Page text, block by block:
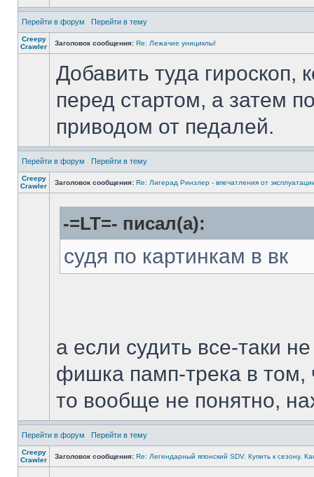
Перейти в форум Перейти в тему
Creepy
Crawler
Заголовок сообщения: Re: Лежачие унициклы!
Добавить туда гироскоп,
перед стартом, а затем
приводом от педалей.
Перейти в форум Перейти в тему
Creepy
Crawler
Заголовок сообщения: Re: Лигерад Ринзлер - впечатления от
-=LT=- писал(а):
судя по картинкам в вк
а если судить все-таки
фишка памп-трека в том,
то вообще не понятно,
Перейти в форум Перейти в тему
Creepy
Crawler
Заголовок сообщения: Re: Легендарный японский SDV. Купить к сезону.